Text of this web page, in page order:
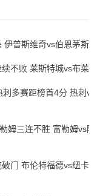
伊普斯维奇vs伯恩茅斯
不败 莱斯特城vs布莱顿
多赛距榜首4分 热刺vs
姆三连不胜 富勒姆vs阿
门 布伦特福德vs纽卡斯